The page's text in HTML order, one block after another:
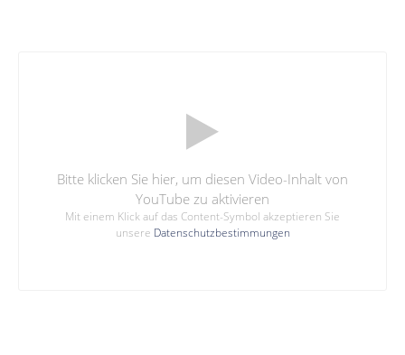
Bitte klicken Sie hier, um diesen Video-Inhalt von
YouTube zu aktivieren
Mit einem Klick auf das Content-Symbol akzeptieren Sie
unsere Datenschutzbestimmungen